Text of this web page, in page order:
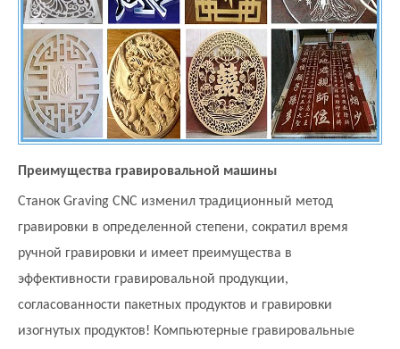
Преимущества гравировальной машины
Станок Graving CNC изменил традиционный метод
гравировки в определенной степени, сократил время
ручной гравировки и имеет преимущества в
эффективности гравировальной продукции,
согласованности пакетных продуктов и гравировки
изогнутых продуктов! Компьютерные гравировальные